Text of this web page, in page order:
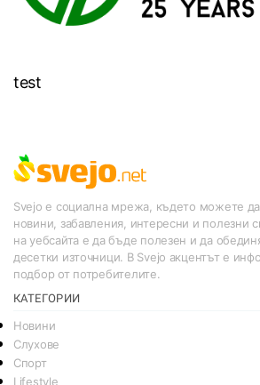
test
Svejo е социална мрежа, където можете да
новини, забавления, интересни и полезни
на уебсайта е да бъде полезен и да
десетки източници. В Svejo акцентът е
подбор от потребителите.
КАТЕГОРИИ
Новини
Слухове
Спорт
Lifestyle